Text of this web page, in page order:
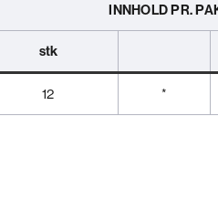
INNHOLD PR.
stk
12 *